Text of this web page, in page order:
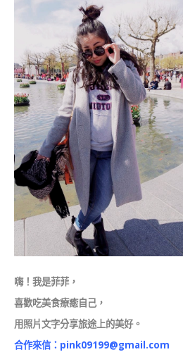
嗨！我是菲菲，
喜歡吃美食療癒自己，
用照片文字分享旅途上的美好。
合作來信： pink09199@gmail.com